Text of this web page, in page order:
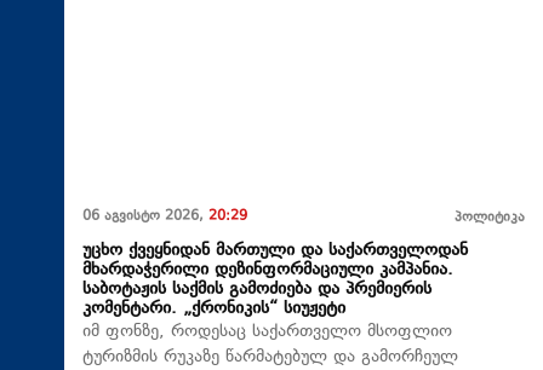
06 აგვისტო 2026, 20:29 პოლიტიკა
უცხო ქვეყნიდან მართული და საქართველოდან
მხარდაჭერილი დეზინფორმაციული კამპანია.
საბოტაჟის საქმის გამოძიება და პრემიერის
კომენტარი. „ქრონიკის“ სიუჟეტი
იმ ფონზე, როდესაც საქართველო მსოფლიო
ტურიზმის რუკაზე წარმატებულ და გამორჩეულ